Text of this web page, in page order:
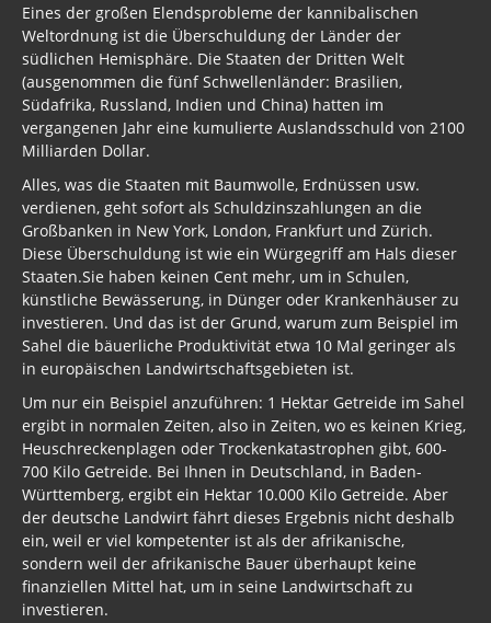
Eines der großen Elendsprobleme der kannibalischen
Weltordnung ist die Überschuldung der Länder der
südlichen Hemisphäre. Die Staaten der Dritten Welt
(ausgenommen die fünf Schwellenländer: Brasilien,
Südafrika, Russland, Indien und China) hatten im
vergangenen Jahr eine kumulierte Auslandsschuld von 2100
Milliarden Dollar.
Alles, was die Staaten mit Baumwolle, Erdnüssen usw.
verdienen, geht sofort als Schuldzinszahlungen an die
Großbanken in New York, London, Frankfurt und Zürich.
Diese Überschuldung ist wie ein Würgegriff am Hals dieser
Staaten.Sie haben keinen Cent mehr, um in Schulen,
künstliche Bewässerung, in Dünger oder Krankenhäuser zu
investieren. Und das ist der Grund, warum zum Beispiel im
Sahel die bäuerliche Produktivität etwa 10 Mal geringer als
in europäischen Landwirtschaftsgebieten ist.
Um nur ein Beispiel anzuführen: 1 Hektar Getreide im Sahel
ergibt in normalen Zeiten, also in Zeiten, wo es keinen Krieg,
Heuschreckenplagen oder Trockenkatastrophen gibt, 600-
700 Kilo Getreide. Bei Ihnen in Deutschland, in Baden-
Württemberg, ergibt ein Hektar 10.000 Kilo Getreide. Aber
der deutsche Landwirt fährt dieses Ergebnis nicht deshalb
ein, weil er viel kompetenter ist als der afrikanische,
sondern weil der afrikanische Bauer überhaupt keine
finanziellen Mittel hat, um in seine Landwirtschaft zu
investieren.